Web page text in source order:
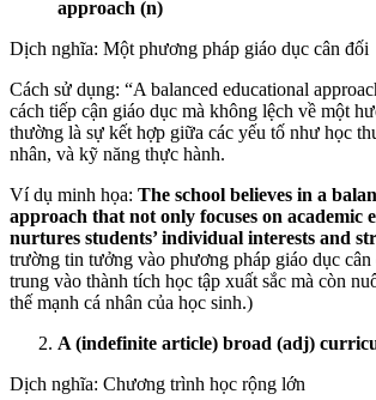
approach (n)
Dịch nghĩa: Một phương pháp giáo dục cân đối
Cách sử dụng: “A balanced educational
cách tiếp cận giáo dục mà không lệch về một
thường là sự kết hợp giữa các yếu tố như học
nhân, và kỹ năng thực hành.
Ví dụ minh họa: The school believes in a
approach that not only focuses on academic
nurtures students’ individual interests and
trường tin tưởng vào phương pháp giáo dục
trung vào thành tích học tập xuất sắc mà còn
thế mạnh cá nhân của học sinh.)
A (indefinite article) broad (adj)
Dịch nghĩa: Chương trình học rộng lớn